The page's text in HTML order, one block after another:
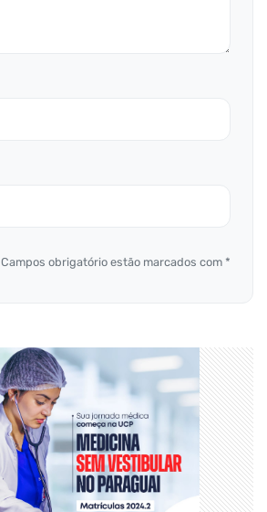
Campos obrigatório estão marcados com *